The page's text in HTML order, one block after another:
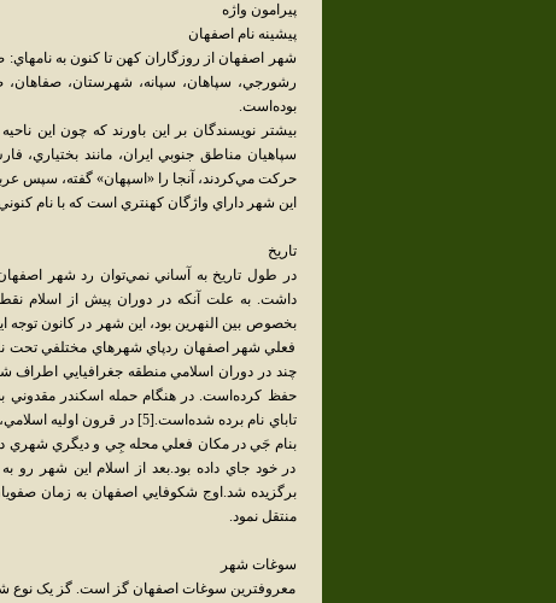
پيرامون واژه
پيشينه نام اصفهان
شهر اصفهان از روزگاران کهن تا کنون به نامهاي:
رشورجي، سپاهان، سپانه، شهرستان، صفاهان،
بوده‌است.
بيشتر نويسندگان بر اين باورند که چون اين
سپاهيان مناطق جنوبي ايران، مانند
حرکت مي‌کردند، آنجا را «اسپهان» گفته، سپس
اين شهر داراي واژگان کهنتري است که با نام
تاريخ
در طول تاريخ به آساني نمي‌توان رد شهر
داشت. به علت آنکه در دوران پيش از اسلام
بخصوص بين النهرين بود، اين شهر در کانون
فعلي شهر اصفهان ردپاي شهرهاي مختلفي تحت
چند در دوران اسلامي منطقه جغرافيايي اطراف
حفظ کرده‌است. در هنگام حمله اسکندر مقدوني
تاباي نام برده شده‌است.[5]
بنام جَي در مکان فعلي محله جِي و ديگري شهري در
در خود جاي داده بود.بعد از اسلام اين شهر
برگزيده شد.اوج شکوفايي اصفهان به زمان
منتقل نمود.
سوغات شهر
معروفترين سوغات اصفهان گز است. گز يک نوع